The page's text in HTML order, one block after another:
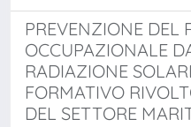
PREVENZIONE DEL
OCCUPAZIONALE
RADIAZIONE
FORMATIVO
DEL SETTORE